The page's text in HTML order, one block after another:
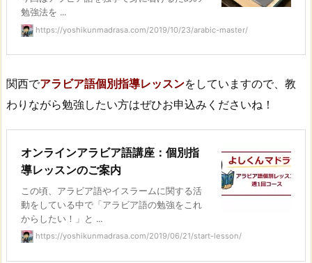
勉強法を ...
https://yoshikunmadrasa.com/2019/10/23/arabic-master/
関西でアラビア語個別指導レッスンをしていますので、教
わりながら勉強したい方はぜひお申込みくださいね！
オンラインアラビア語講座：個別指
導レッスンのご案内
この頃、アラビア語やイスラームに関する活
動をしている中で「アラビア語の勉強をこれ
からしたい！」と ...
https://yoshikunmadrasa.com/2019/06/21/start-lesson/